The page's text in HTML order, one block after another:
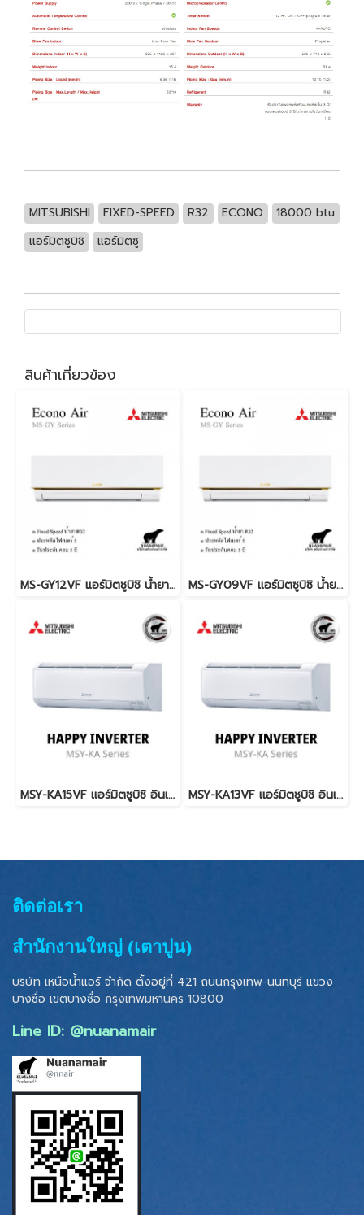
MITSUBISHI FIXED-SPEED R32 ECONO
18000 btu
แอร์มิตซูบิชิ
แอร์มิตซู
สินค้าเกี่ยวข้อง
MS-GY12VF แอร์มิตซูบิชิ น้ำยา R32 (MITSUBISHI ELECTRIC - ECONO AIR) พร้อมบริการติดตั้ง MS-GY09VF แอร์มิตซูบิชิ น้ำยา R32 (MITSUBISHI ELECTRIC - ECONO AIR) พร้อมบริการติดตั้ง
MSY-KA15VF แอร์มิตซูบิชิ อินเวอร์เตอร์ น้ำยา R-32 (MITSUBISHI ELECTRIC - HAPPY INVERTER) NEW 2026 MSY-KA13VF แอร์มิตซูบิชิ อินเวอร์เตอร์ น้ำยา R-32 (MITSUBISHI ELECTRIC - HAPPY INVERTER) NEW 2026
ติดต่อเรา
สำนักงานใหญ่ (เตาปูน)
บริษัท เหนือน้ำแอร์ จำกัด ตั้งอยู่ที่ 421 ถนนกรุงเทพ-นนทบุรี แขวง
บางซื่อ เขตบางซื่อ กรุงเทพมหานคร 10800
Line ID: @nuanamair